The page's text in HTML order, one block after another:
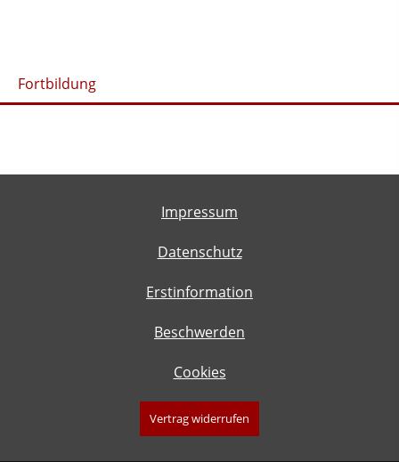
Fortbildung
Impressum
Datenschutz
Erstinformation
Beschwerden
Cookies
Vertrag widerrufen